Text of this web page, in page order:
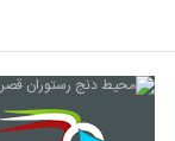
9